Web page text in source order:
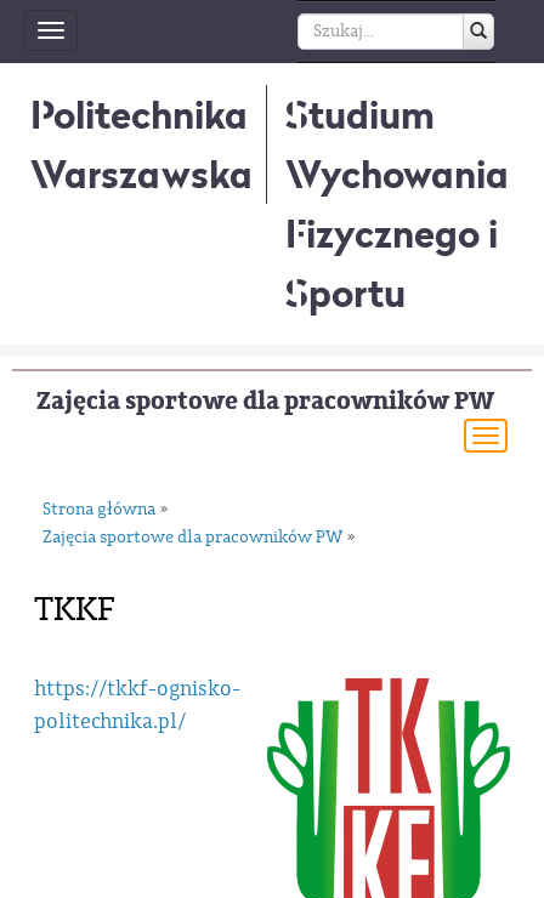
Toggle
navigation
Politechnika
Warszawska
Studium
Wychowania
Fizycznego i
Sportu
Zajęcia sportowe dla pracowników PW
Strona główna »
Zajęcia sportowe dla pracowników PW »
TKKF
https://tkkf-ognisko-
politechnika.pl/